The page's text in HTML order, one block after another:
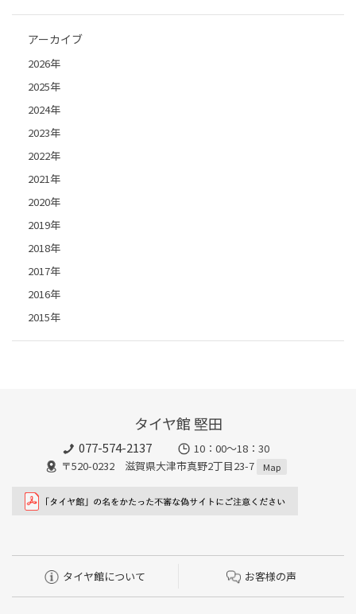
アーカイブ
2026年
2025年
2024年
2023年
2022年
2021年
2020年
2019年
2018年
2017年
2016年
2015年
タイヤ館 堅田
077-574-2137
10：00～18：30
〒520-0232 滋賀県大津市真野2丁目23-7
Map
タイヤ館について お客様の声